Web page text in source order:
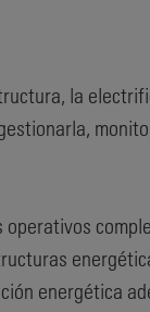
la
energética